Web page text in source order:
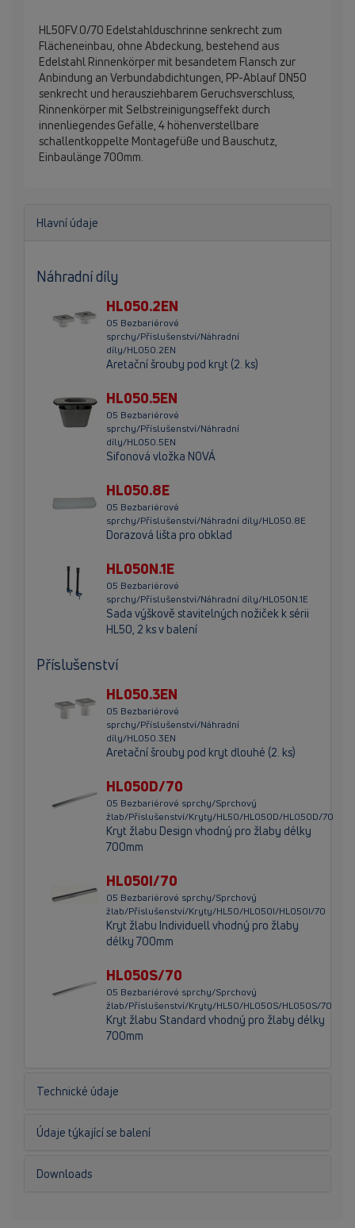
HL50FV.0/70 Edelstahlduschrinne senkrecht zum
Flächeneinbau, ohne Abdeckung, bestehend aus
Edelstahl Rinnenkörper mit besandetem Flansch zur
Anbindung an Verbundabdichtungen, PP-Ablauf DN50
senkrecht und herausziehbarem Geruchsverschluss,
Rinnenkörper mit Selbstreinigungseffekt durch
innenliegendes Gefälle, 4 höhenverstellbare
schallentkoppelte Montagefüße und Bauschutz,
Einbaulänge 700mm.
Hlavní údaje
Náhradní díly
HL050.2EN
05 Bezbariérové
sprchy/Příslušenství/Náhradní
díly/HL050.2EN
Aretační šrouby pod kryt (2. ks)
HL050.5EN
05 Bezbariérové
sprchy/Příslušenství/Náhradní
díly/HL050.5EN
Sifonová vložka NOVÁ
HL050.8E
05 Bezbariérové
sprchy/Příslušenství/Náhradní díly/HL050.8E
Dorazová lišta pro obklad
HL050N.1E
05 Bezbariérové
sprchy/Příslušenství/Náhradní díly/HL050N.1E
Sada výškově stavitelných nožiček k sérii
HL50, 2 ks v balení
Příslušenství
HL050.3EN
05 Bezbariérové
sprchy/Příslušenství/Náhradní
díly/HL050.3EN
Aretační šrouby pod kryt dlouhé (2. ks)
HL050D/70
05 Bezbariérové sprchy/Sprchový
žlab/Příslušenství/Kryty/HL50/HL050D/HL050D/70
Kryt žlabu Design vhodný pro žlaby délky
700mm
HL050I/70
05 Bezbariérové sprchy/Sprchový
žlab/Příslušenství/Kryty/HL50/HL050I/HL050I/70
Kryt žlabu Individuell vhodný pro žlaby
délky 700mm
HL050S/70
05 Bezbariérové sprchy/Sprchový
žlab/Příslušenství/Kryty/HL50/HL050S/HL050S/70
Kryt žlabu Standard vhodný pro žlaby délky
700mm
Technické údaje
Údaje týkající se balení
Downloads